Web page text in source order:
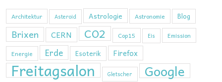
Architektur Asteroid Astrologie Astronomie Blog
Brixen CERN CO2 Cop15 Eis
Emission
Energie
Erde Esoterik Firefox
Freitagsalon Gletscher Google